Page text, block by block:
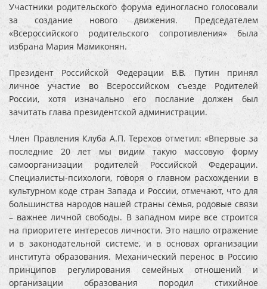
Участники родительского форума единогласно голосовали
за создание нового движения. Председателем
«Всероссийского родительского сопротивления» была
избрана Мария Мамиконян.
Президент Российской Федерации В.В. Путин принял
личное участие во Всероссийском съезде Родителей
России, хотя изначально его послание должен был
зачитать глава президентской администрации.
Член Правления Клуба А.П. Терехов отметил: «Впервые за
последние 20 лет мы видим такую массовую форму
самоорганизации родителей Российской Федерации.
Специалисты-психологи, говоря о главном расхождении в
культурном коде стран Запада и России, отмечают, что для
большинства народов нашей страны семья, родовые связи
– важнее личной свободы. В западном мире все строится
на приоритете интересов личности. Это нашло отражение
и в законодательной системе, и в основах организации
института образования. Механический перенос в Россию
принципов регулирования семейных отношений и
организации образования породил стихийное